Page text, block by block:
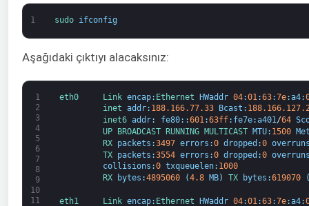
1 sudo ifconfig
Aşağıdaki çıktıyı alacaksınız:
1
2
3
4
5
6
7
8
9
10
11
eth0 Link encap: Ethernet HWaddr 04:01 :63:7e:a4:
inet addr: 188.166.77.33 Bcast :
inet6 addr: fe80: :601:63ff: fe7e:a401/64
UP
BROADCAST RUNNING MULTICAST MTU: 1500
RX packets :3497 errors :0 dropped :0
TX packets :3554 errors :0 dropped :0
collisions :0 txqueuelen: 1000
RX
bytes :4895060 (4.8 MB) TX bytes :619070
eth1 Link encap: Ethernet HWaddr 04:01 :63:7e:a4: